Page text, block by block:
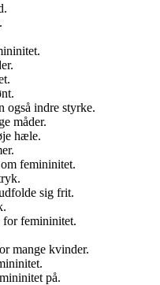
også indre styrke.
måder.
hæle.
femininitet.
sig frit.
for femininitet.
mange kvinder.
på.